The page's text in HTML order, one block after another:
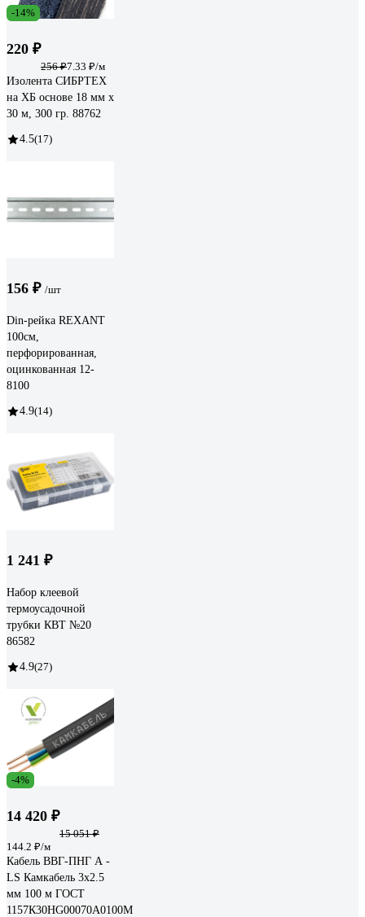
-14%
220 ₽
256 ₽7.33 ₽/м
Изолента СИБРТЕХ
на ХБ основе 18 мм х
30 м, 300 гр. 88762
4.5(17)
156 ₽ /шт
Din-рейка REXANT
100см,
перфорированная,
оцинкованная 12-
8100
4.9(14)
1 241 ₽
Набор клеевой
термоусадочной
трубки КВТ №20
86582
4.9(27)
-4%
14 420 ₽
15 051 ₽
144.2 ₽/м
Кабель ВВГ-ПНГ А -
LS Камкабель 3x2.5
мм 100 м ГОСТ
1157К30HG00070А0100М